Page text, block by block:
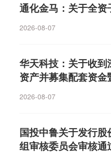
通化金马：关于全
2026-08-07
华天科技：关于收
资产并募集配套资
2026-08-07
国投中鲁关于发行
组审核委员会审核通